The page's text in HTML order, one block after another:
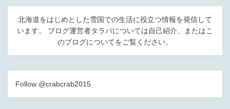
北海道をはじめとした雪国での生活に役立つ情報を発信して
います。 ブログ運営者タラバについては自己紹介 、またはこ
のブログについてをご覧ください。
Follow @crabcrab2015